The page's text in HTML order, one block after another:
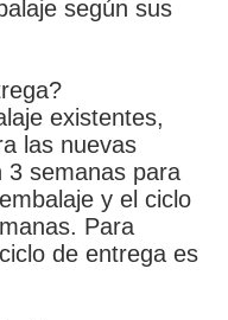
según sus
existentes,
las nuevas
3 semanas para
y el ciclo
Para
de entrega es